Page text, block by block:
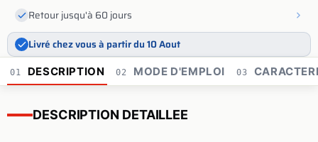
Retour jusqu'à 60 jours
Livré chez vous à partir du 10 Aout
01 DESCRIPTION 02 MODE D'EMPLOI 03
DESCRIPTION DETAILLEE